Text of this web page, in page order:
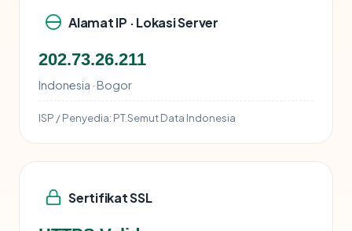
Alamat IP · Lokasi Server
202.73.26.211
Indonesia · Bogor
ISP / Penyedia: PT.Semut Data Indonesia
Sertifikat SSL